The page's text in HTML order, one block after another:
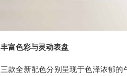
丰富色彩与灵动表盘
三款全新配色分别呈现于色泽浓郁